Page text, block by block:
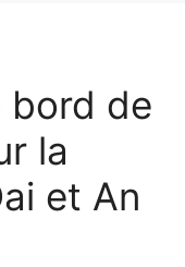
bord de
la
et An